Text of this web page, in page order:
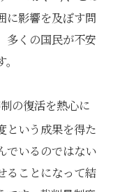
に影響を及ぼす問
多くの国民が不安
の復活を熱心に
という成果を得た
でいるのではない
ることになって結